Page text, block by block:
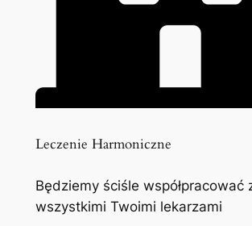
Leczenie Harmoniczne
Będziemy ściśle współpracować
wszystkimi Twoimi lekarzami